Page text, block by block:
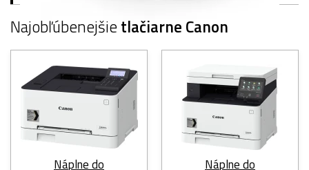
Najobľúbenejšietlačiarne Canon
Náplne do
Náplne do